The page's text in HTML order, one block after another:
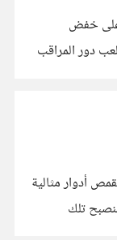
على خفض
دور المراقب
أنه يدفعنا لتقمص أدوار مثالية
ما نشاركه في صخب منشوراتنا؟ هل نتحول تدريجيا لنصبح تلك